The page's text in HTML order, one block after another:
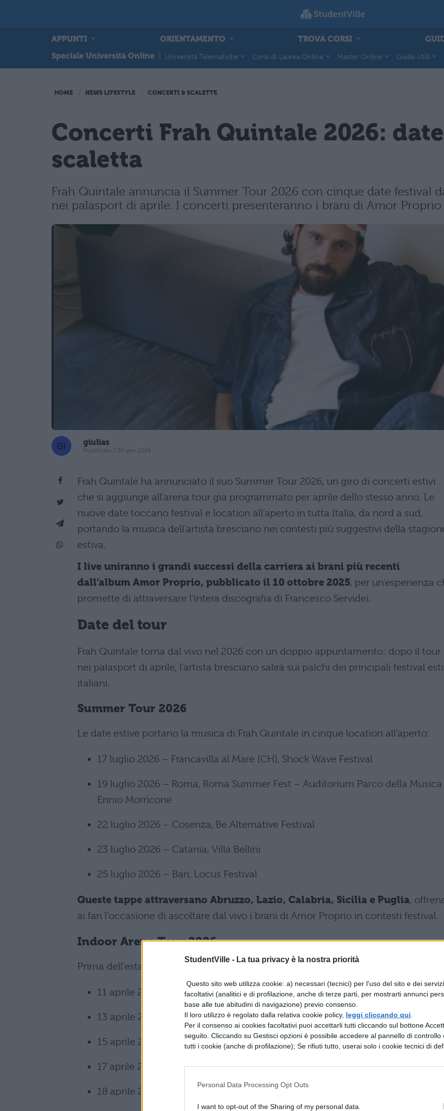
StudentVille - La tua privacy è la nostra priorità
Questo sito web utilizza cookie: a) necessari (tecnici) per l'uso del sito e dei
facoltativi (analitici e di profilazione, anche di terze parti, per mostrarti annunci
base alle tue abitudini di navigazione) previo consenso.
Il loro utilizzo è regolato dalla relativa cookie policy, leggi cliccando qui
Per il consenso ai cookies facoltativi puoi accettarli tutti cliccando sul bottone
seguito. Cliccando su Gestisci opzioni è possibile accedere al pannello di controllo
tutti i cookie (anche di profilazione); Se rifiuti tutto, userai solo i cookie tecnici di
Personal Data Processing Opt Outs
I want to opt-out of the Sharing of my personal data.
APPUNTI ORIENTAMENTO TROVA CORSI
Speciale Università Online
Università Telematiche Corsi di Laurea Online Master Online Guide Utili
HOME NEWS LIFESTYLE CONCERTI & SCALETTE
Concerti Frah Quintale 2026:
scaletta
Frah Quintale annuncia il Summer Tour 2026 con cinque date festival
nei palasport di aprile. I concerti presenteranno i brani di Amor Proprio
giulias
Pubblicato il 30 gen 2026
Frah Quintale ha annunciato il suo Summer Tour 2026, un giro di concerti estivi
che si aggiunge all’arena tour già programmato per aprile dello stesso anno. Le
nuove date toccano festival e location all’aperto in tutta Italia, da nord a sud,
portando la musica dell’artista bresciano nei contesti più suggestivi della
estiva.
I live uniranno i grandi successi della carriera ai brani più recenti
dall’album Amor Proprio, pubblicato il 10 ottobre 2025, per un’esperienza
promette di attraversare l’intera discografia di Francesco Servidei.
Date del tour
Frah Quintale torna dal vivo nel 2026 con un doppio appuntamento: dopo il tour
nei palasport di aprile, l’artista bresciano salirà sui palchi dei principali festival
italiani.
Summer Tour 2026
Le date estive portano la musica di Frah Quintale in cinque location all’aperto:
17 luglio 2026 – Francavilla al Mare (CH), Shock Wave Festival
19 luglio 2026 – Roma, Roma Summer Fest – Auditorium Parco della Musica
Ennio Morricone
22 luglio 2026 – Cosenza, Be Alternative Festival
23 luglio 2026 – Catania, Villa Bellini
25 luglio 2026 – Bari, Locus Festival
Queste tappe attraversano Abruzzo, Lazio, Calabria, Sicilia e Puglia,
ai fan l’occasione di ascoltare dal vivo i brani di Amor Proprio in contesti festival.
Indoor Arena Tour 2026
Prima dell’estate, l’artista affronterà un calendario di sette concerti indoor:
11 aprile 2026 – Terni, PalaTerni
13 aprile 2026 – Milano, Unipol Forum
15 aprile 2026 – Firenze, Nelson Mandela Forum
17 aprile 2026 – Roma, Palazzo dello Sport
18 aprile 2026 – Napoli, Palapartenope